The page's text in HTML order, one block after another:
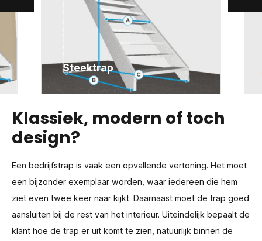
Steektrap
Klassiek, modern of toch
design?
Een bedrijfstrap is vaak een opvallende vertoning. Het moet
een bijzonder exemplaar worden, waar iedereen die hem
ziet even twee keer naar kijkt. Daarnaast moet de trap goed
aansluiten bij de rest van het interieur. Uiteindelijk bepaalt de
klant hoe de trap er uit komt te zien, natuurlijk binnen de